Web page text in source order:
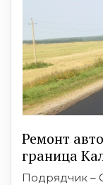
Ремонт
граница
Подрядчик –